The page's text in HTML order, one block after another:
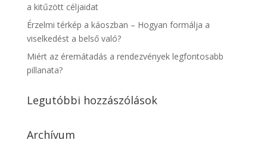
a kitűzött céljaidat
Érzelmi térkép a káoszban – Hogyan formálja a
viselkedést a belső való?
Miért az éremátadás a rendezvények legfontosabb
pillanata?
Legutóbbi hozzászólások
Archívum